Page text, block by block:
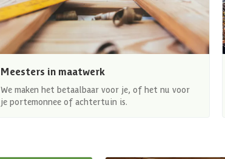
Meesters in maatwerk
We maken het betaalbaar voor je, of het nu voor
je portemonnee of achtertuin is.